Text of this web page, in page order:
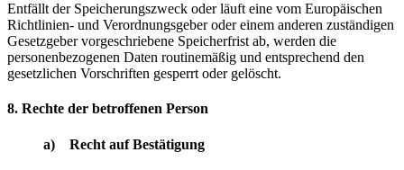
Entfällt der Speicherungszweck oder läuft eine vom Europäischen
Richtlinien- und Verordnungsgeber oder einem anderen zuständigen
Gesetzgeber vorgeschriebene Speicherfrist ab, werden die
personenbezogenen Daten routinemäßig und entsprechend den
gesetzlichen Vorschriften gesperrt oder gelöscht.
8. Rechte der betroffenen Person
a) Recht auf Bestätigung